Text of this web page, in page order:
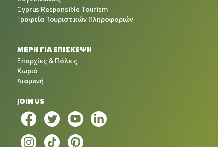
Cyprus Responsible Tourism
Γραφεία Τουριστικών Πληροφοριών
ΜΕΡΗ ΓΙΑ ΕΠΙΣΚΕΨΗ
Επαρχίες & Πόλεις
Χωριά
Διαμονή
JOIN US